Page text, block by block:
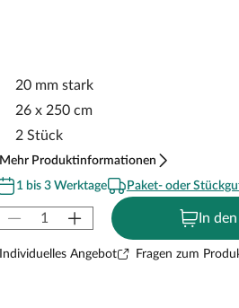
20 mm stark
26 x 250 cm
2 Stück
Mehr Produktinformationen
1 bis 3 Werktage
Paket- oder
In
Individuelles Angebot Fragen zum